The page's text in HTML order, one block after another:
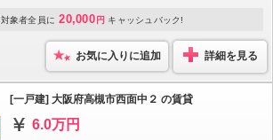
対象者全員に 20,000 円 キャッシュバック!
お気に入りに追加 詳細を見る
[一戸建] 大阪府高槻市西面中２ の賃貸
6.0万円